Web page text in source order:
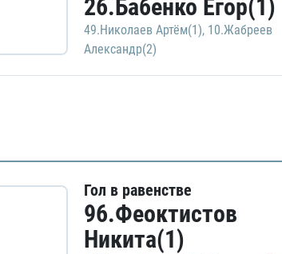
26.Бабенко Егор(1)
49.Николаев Артём(1), 10.Жабреев
Александр(2)
Гол в равенстве
96.Феоктистов
Никита(1)